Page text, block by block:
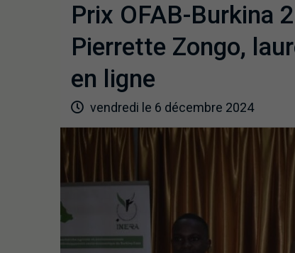
Prix OFAB-Burkina
Pierrette Zongo,
en ligne
vendredi le 6 décembre 2024